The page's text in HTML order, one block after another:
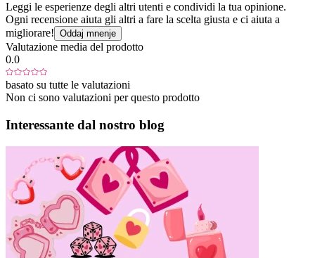
Leggi le esperienze degli altri utenti e condividi la tua opinione.
Ogni recensione aiuta gli altri a fare la scelta giusta e ci aiuta a
migliorare! Oddaj mnenje
Valutazione media del prodotto
0.0
basato su tutte le valutazioni
Non ci sono valutazioni per questo prodotto
Interessante dal nostro blog